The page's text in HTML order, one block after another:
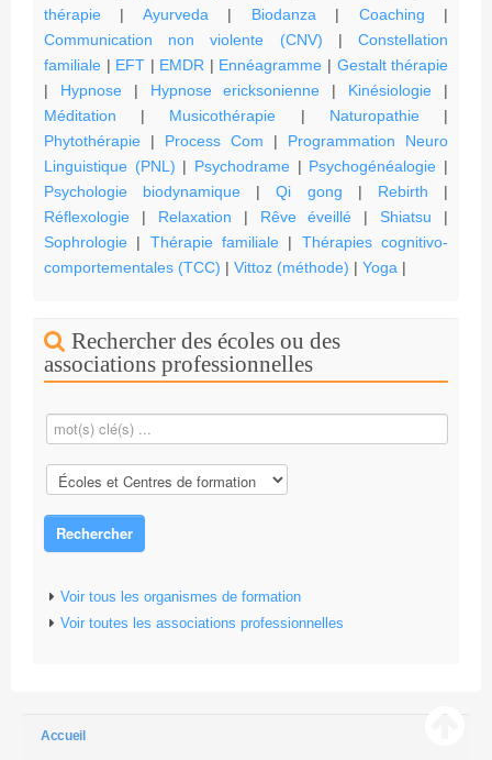
thérapie | Ayurveda| Biodanza| Coaching |
Communication non violente (CNV) |Constellation
familiale | EFT | EMDR | Ennéagramme | Gestalt thérapie
| Hypnose| Hypnose ericksonienne | Kinésiologie |
Méditation | Musicothérapie | Naturopathie|
Phytothérapie | Process Com | Programmation Neuro
Linguistique (PNL) | Psychodrame | Psychogénéalogie |
Psychologie biodynamique |Qi gong | Rebirth |
Réflexologie | Relaxation | Rêve éveillé |Shiatsu |
Sophrologie | Thérapie familiale | Thérapies cognitivo-
comportementales (TCC) | Vittoz (méthode) | Yoga |
Rechercher des écoles ou des
associations professionnelles
Rechercher
Voir tous les organismes de formation
Voir toutes les associations professionnelles
Accueil